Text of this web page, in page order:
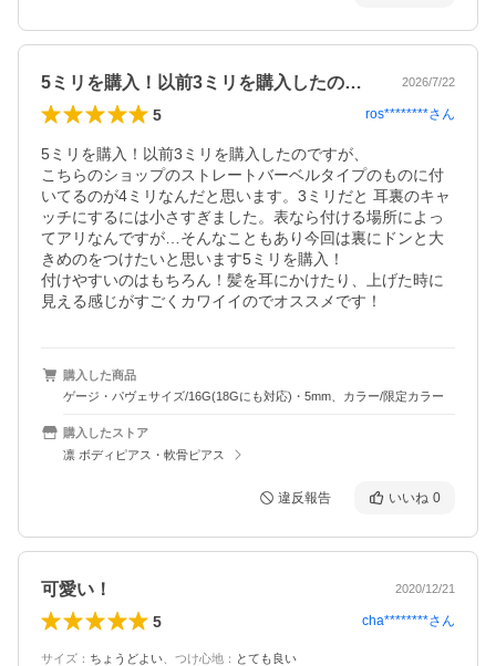
5ミリを購入！以前3ミリを購入したので… 2026/7/22
5 ros********さん
5ミリを購入！以前3ミリを購入したのですが、
こちらのショップのストレートバーベルタイプのものに付
いてるのが4ミリなんだと思います。3ミリだと 耳裏のキャ
ッチにするには小さすぎました。表なら付ける場所によっ
てアリなんですが…そんなこともあり今回は裏にドンと大
きめのをつけたいと思います5ミリを購入！
付けやすいのはもちろん！髪を耳にかけたり、上げた時に
見える感じがすごくカワイイのでオススメです！
購入した商品
ゲージ・パヴェサイズ/16G(18Gにも対応)・5mm、カラー/限定カラー
購入したストア
凛 ボディピアス・軟骨ピアス
違反報告 いいね 0
可愛い！ 2020/12/21
5 cha********さん
サイズ ： ちょうどよい つけ心地 ： とても良い